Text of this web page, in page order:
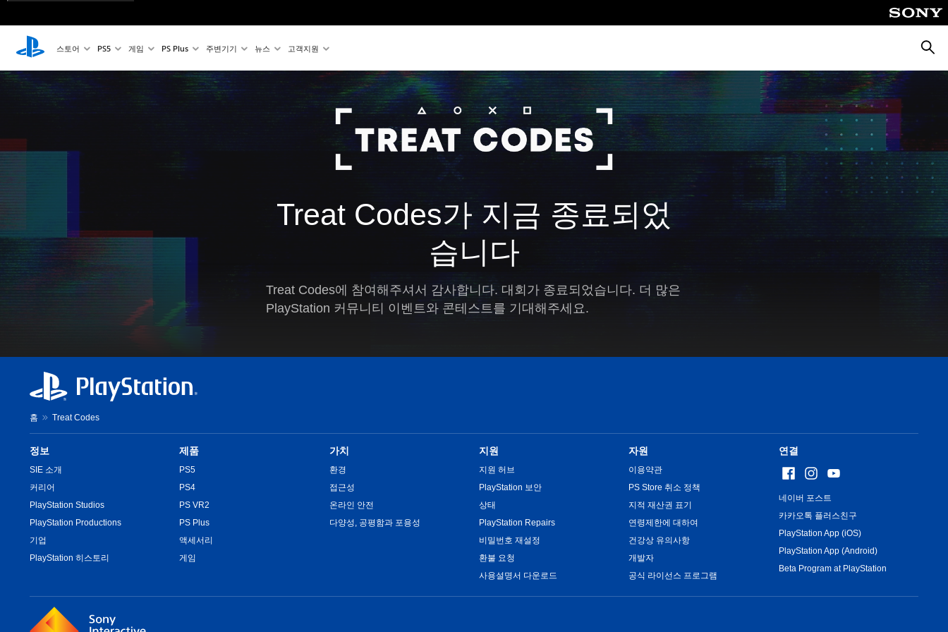
스토어 PS5 게임 PS Plus 주변기기 뉴스 고객지원
색
Treat Codes가 지금 종료되었
습니다
Treat Codes에 참여해주셔서 감사합니다. 대회가 종료되었습니다. 더 많은
PlayStation 커뮤니티 이벤트와 콘테스트를 기대해주세요.
홈 Treat Codes
정보
SIE 소개
커리어
PlayStation Studios
PlayStation Productions
기업
PlayStation 히스토리
제품
PS5
PS4
PS VR2
PS Plus
액세서리
게임
가치
환경
접근성
온라인 안전
다양성, 공평함과 포용성
지원
지원 허브
PlayStation 보안
상태
PlayStation Repairs
비밀번호 재설정
환불 요청
사용설명서 다운로드
자원
이용약관
PS Store 취소 정책
지적 재산권 표기
연령제한에 대하여
건강상 유의사항
개발자
공식 라이선스 프로그램
연결
네이버 포스트
카카오톡 플러스친구
PlayStation App (iOS)
PlayStation App (Android)
Beta Program at PlayStation